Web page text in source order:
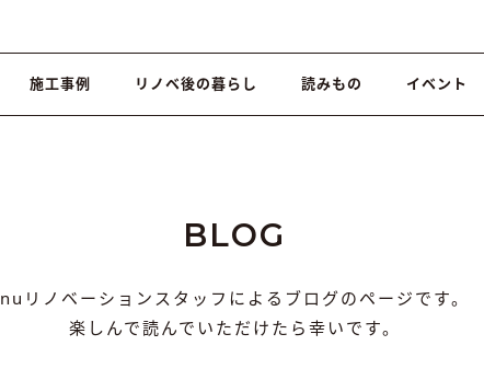
施工事例 リノベ後の暮らし 読みもの イベント
BLOG
nuリノベーションスタッフによるブログのページです。
楽しんで読んでいただけたら幸いです。